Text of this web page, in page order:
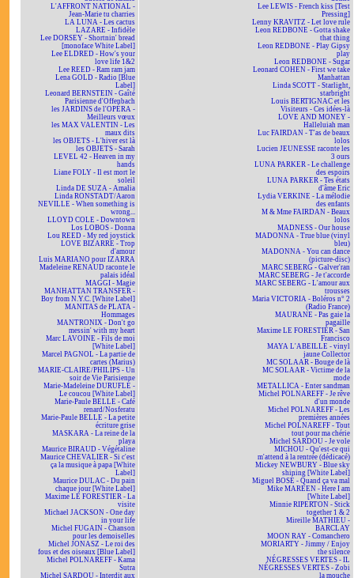
L'AFFRONT NATIONAL -
Jean-Marie tu charries
LA LUNA - Les cactus
LAZARE - Infidèle
Lee DORSEY - Shortnin' bread
[monoface White Label]
Lee ELDRED - How's your
love life 1&2
Lee REED - Ram ram jam
Lena GOLD - Radio [Blue
Label]
Leonard BERNSTEIN - Gaîté
Parisienne d'Offenbach
les JARDINS de l'OPÉRA -
Meilleurs vœux
les MAX VALENTIN - Les
maux dits
les OBJETS - L'hiver est là
les OBJETS - Sarah
LEVEL 42 - Heaven in my
hands
Liane FOLY - Il est mort le
soleil
Linda DE SUZA - Amalia
Linda RONSTADT/Aaron
NEVILLE - When something is
wrong...
LLOYD COLE - Downtown
Los LOBOS - Donna
Lou REED - My red joystick
LOVE BIZARRE - Trop
d'amour
Luis MARIANO pour IZARRA
Madeleine RENAUD raconte le
palais idéal
MAGGI - Magie
MANHATTAN TRANSFER -
Boy from N.Y.C. [White Label]
MANITAS de PLATA -
Hommages
MANTRONIX - Don't go
messin' with my heart
Marc LAVOINE - Fils de moi
[White Label]
Marcel PAGNOL - La partie de
cartes (Marius)
MARIE-CLAIRE/PHILIPS - Un
soir de Vie Parisienne
Marie-Madeleine DURUFLÉ -
Le coucou [White Label]
Marie-Paule BELLE - Café
renard/Nosferatu
Marie-Paule BELLE - La petite
écriture grise
MASKARA - La reine de la
playa
Maurice BIRAUD - Végétaline
Maurice CHEVALIER - Si c'est
ça la musique à papa [White
Label]
Maurice DULAC - Du pain
chaque jour [White Label]
Maxime LE FORESTIER - La
visite
Michael JACKSON - One day
in your life
Michel FUGAIN - Chanson
pour les demoiselles
Michel JONASZ - Le roi des
fous et des oiseaux [Blue Label]
Michel POLNAREFF - Kama
Sutra
Michel SARDOU - Interdit aux
Lee LEWIS - French kiss [Test
Pressing]
Lenny KRAVITZ - Let love rule
Leon REDBONE - Gotta shake
that thing
Leon REDBONE - Play Gipsy
play
Leon REDBONE - Sugar
Leonard COHEN - First we take
Manhattan
Linda SCOTT - Starlight,
starbright
Louis BERTIGNAC et les
Visiteurs - Ces idées-là
LOVE AND MONEY -
Halleluiah man
Luc FAIRDAN - T'as de beaux
lolos
Lucien JEUNESSE raconte les
3 ours
LUNA PARKER - Le challenge
des espoirs
LUNA PARKER - Tes états
d'âme Eric
Lydia VERKINE - La mélodie
des enfants
M & Mme FAIRDAN - Beaux
lolos
MADNESS - Our house
MADONNA - True blue (vinyl
bleu)
MADONNA - You can dance
(picture-disc)
MARC SEBERG - Galver'ran
MARC SEBERG - Je t'accorde
MARC SEBERG - L'amour aux
trousses
Maria VICTORIA - Boléros n° 2
(Radio France)
MAURANE - Pas gaie la
pagaille
Maxime LE FORESTIER - San
Francisco
MAYA L'ABEILLE - vinyl
jaune Collector
MC SOLAAR - Bouge de là
MC SOLAAR - Victime de la
mode
METALLICA - Enter sandman
Michel POLNAREFF - Je rêve
d'un monde
Michel POLNAREFF - Les
premières années
Michel POLNAREFF - Tout
tout pour ma chérie
Michel SARDOU - Je vole
MICHOU - Qu'est-ce qui
m'attend à la rentrée (dédicacé)
Mickey NEWBURY - Blue sky
shining [White Label]
Miguel BOSÉ - Quand ça va mal
Mike MAREEN - Here I am
[White Label]
Minnie RIPERTON - Stick
together 1 & 2
Mireille MATHIEU -
BARCLAY
MOON RAY - Comanchero
MORIARTY - Jimmy / Enjoy
the silence
NÉGRESSES VERTES - IL
NÉGRESSES VERTES - Zobi
la mouche